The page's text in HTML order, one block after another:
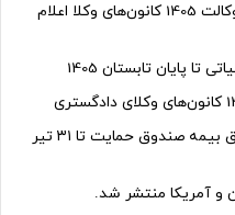
زمان قطعی و رسمی برگزاری آزمون وکالت 1405 کانون‌های وکلا اعلام
پایان تابستان 1405
خبر مهم برای وکلا: مهلت پرداخت حق بیمه صندوق حمایت تا ۳۱ تیر
و آمریکا منتشر شد.